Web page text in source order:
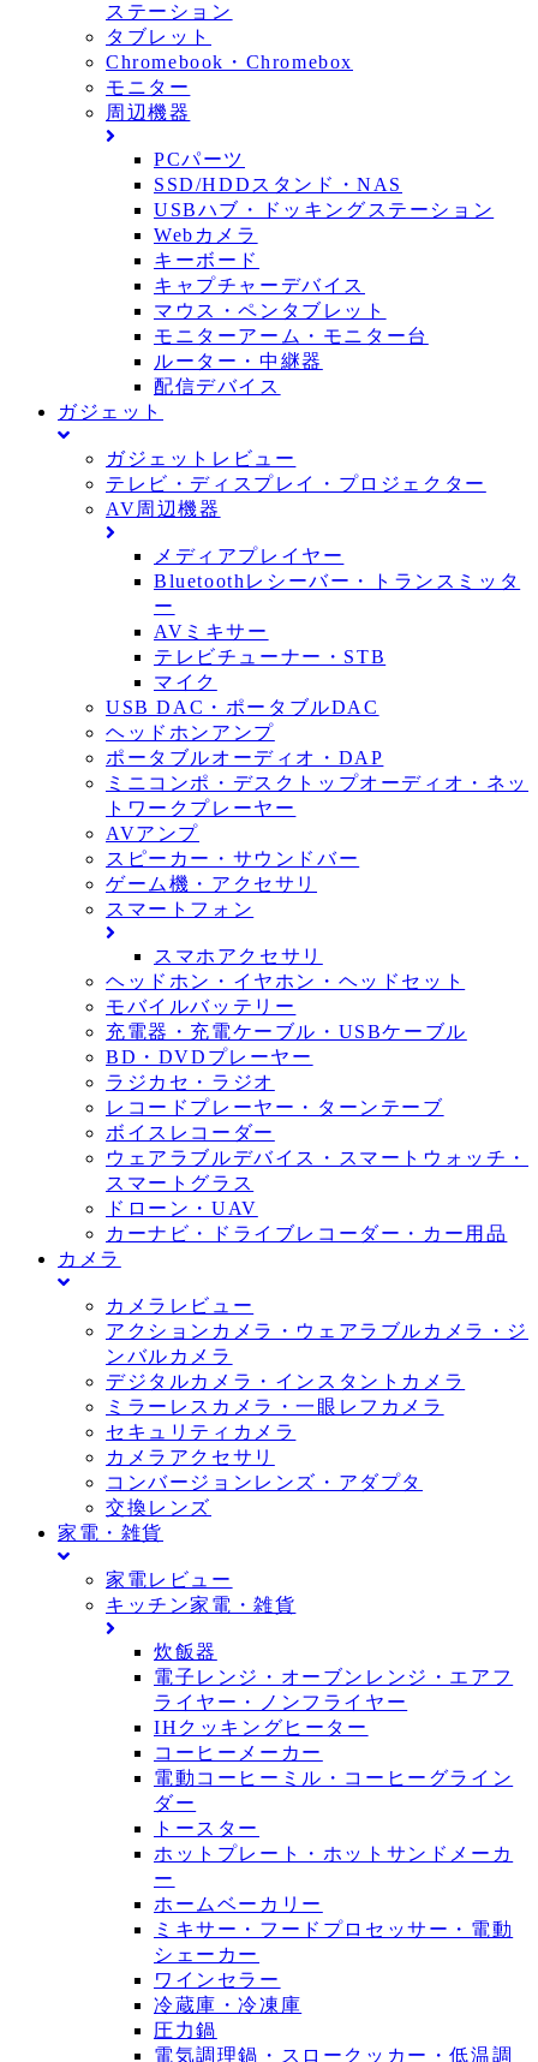
ステーション
タブレット
Chromebook・Chromebox
モニター
周辺機器
PCパーツ
SSD/HDDスタンド・NAS
USBハブ・ドッキングステーション
Webカメラ
キーボード
キャプチャーデバイス
マウス・ペンタブレット
モニターアーム・モニター台
ルーター・中継器
配信デバイス
ガジェット
ガジェットレビュー
テレビ・ディスプレイ・プロジェクター
AV周辺機器
メディアプレイヤー
Bluetoothレシーバー・トランスミッタ
ー
AVミキサー
テレビチューナー・STB
マイク
USB DAC・ポータブルDAC
ヘッドホンアンプ
ポータブルオーディオ・DAP
ミニコンポ・デスクトップオーディオ・ネッ
トワークプレーヤー
AVアンプ
スピーカー・サウンドバー
ゲーム機・アクセサリ
スマートフォン
スマホアクセサリ
ヘッドホン・イヤホン・ヘッドセット
モバイルバッテリー
充電器・充電ケーブル・USBケーブル
BD・DVDプレーヤー
ラジカセ・ラジオ
レコードプレーヤー・ターンテーブ
ボイスレコーダー
ウェアラブルデバイス・スマートウォッチ・
スマートグラス
ドローン・UAV
カーナビ・ドライブレコーダー・カー用品
カメラ
カメラレビュー
アクションカメラ・ウェアラブルカメラ・ジ
ンバルカメラ
デジタルカメラ・インスタントカメラ
ミラーレスカメラ・一眼レフカメラ
セキュリティカメラ
カメラアクセサリ
コンバージョンレンズ・アダプタ
交換レンズ
家電・雑貨
家電レビュー
キッチン家電・雑貨
炊飯器
電子レンジ・オーブンレンジ・エアフ
ライヤー・ノンフライヤー
IHクッキングヒーター
コーヒーメーカー
電動コーヒーミル・コーヒーグライン
ダー
トースター
ホットプレート・ホットサンドメーカ
ー
ホームベーカリー
ミキサー・フードプロセッサー・電動
シェーカー
ワインセラー
冷蔵庫・冷凍庫
圧力鍋
電気調理鍋・スロークッカー・低温調